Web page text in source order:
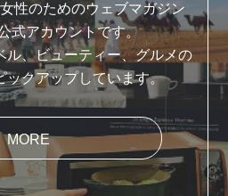
性のためのウェブマガジン
式アカウントです。
ル、ビューティー、グルメの
ックアップしています。
MORE